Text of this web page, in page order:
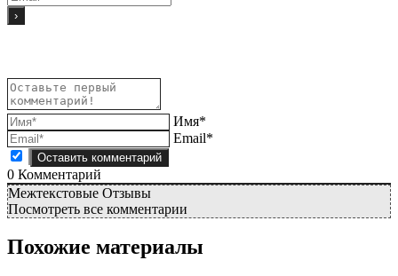
Имя*
Email*
0 Комментарий
Межтекстовые Отзывы
Посмотреть все комментарии
Похожие материалы